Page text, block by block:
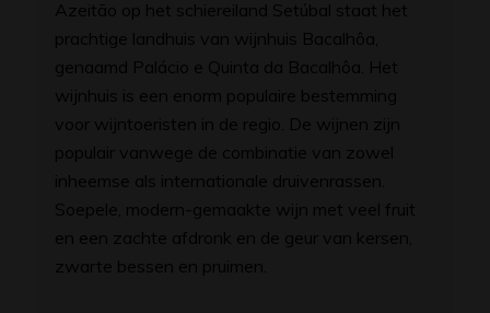
Azeitão op het schiereiland Setúbal staat het
prachtige landhuis van wijnhuis Bacalhôa,
genaamd Palácio e Quinta da Bacalhôa. Het
wijnhuis is een enorm populaire bestemming
voor wijntoeristen in de regio. De wijnen zijn
populair vanwege de combinatie van zowel
inheemse als internationale druivenrassen.
Soepele, modern-gemaakte wijn met veel fruit
en een zachte afdronk en de geur van kersen,
zwarte bessen en pruimen.